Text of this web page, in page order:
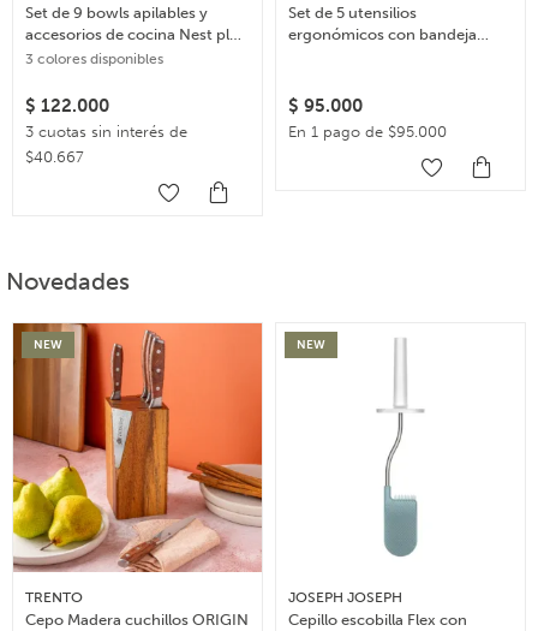
Set de 9 bowls apilables y
accesorios de cocina Nest plus
– Multicolor
3 colores disponibles
$ 122.000
3 cuotas sin interés de
$40.667
Set de 5 utensilios
ergonómicos con bandeja
$ 95.000
En 1 pago de $95.000
Novedades
NEW
TRENTO
Cepo Madera cuchillos ORIGIN
NEW
JOSEPH JOSEPH
Cepillo escobilla Flex con